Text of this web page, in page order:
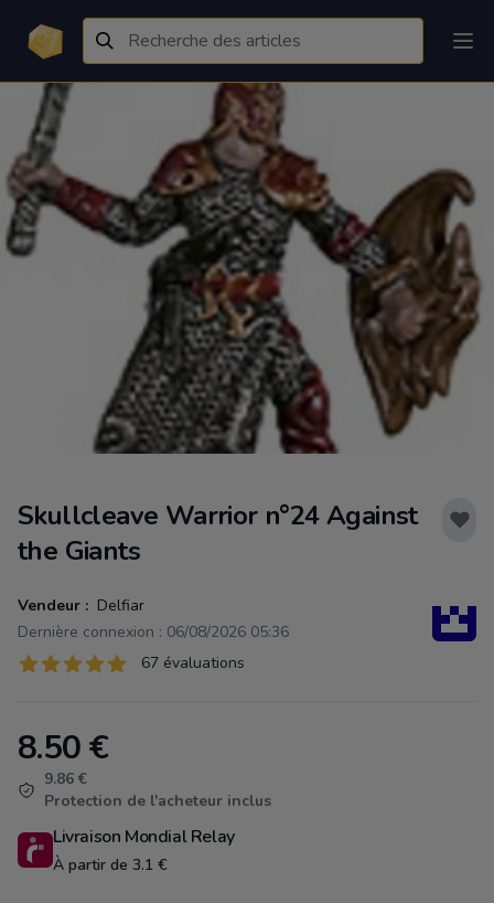
Skullcleave Warrior n°24 Against
the Giants
Vendeur : Delfiar
Dernière connexion : 06/08/2026 05:36
Évaluations
67 sur 5 étoiles 67 évaluations
Product information
8.50€
9.86 €
Protection de l'acheteur inclus
Livraison Mondial Relay
À partir de 3.1 €